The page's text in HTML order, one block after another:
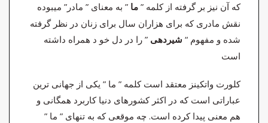
که آن نیز بر گرفته از کلمه ” ما ” به معنای ” مادر” میبوده
نقش مادری که برای هزاران سال برای زنان در نظر گرفته
شده و مفهوم “ شیردهی ” را در دل خو د همراه داشته
است
کلورت واتکینز معتقد است کلمه ” ما ” یکی از جهانی ترین
عباراتی است که در اکثر کشورهای دنیا کاربرد همگانی و
هم معنی پیدا کرده است. چه موقعی که به تنهای ” ما ”